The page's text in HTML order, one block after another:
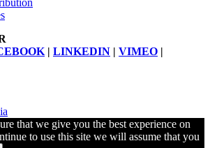
| LINKEDIN | VIMEO |
that we give you the best experience on
to use this site we will assume that you